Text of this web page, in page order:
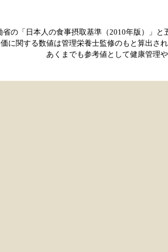
の「日本人の食事摂取基準（2010年版）」
に関する数値は管理栄養士監修のもと算出さ
あくまでも参考値として健康管理